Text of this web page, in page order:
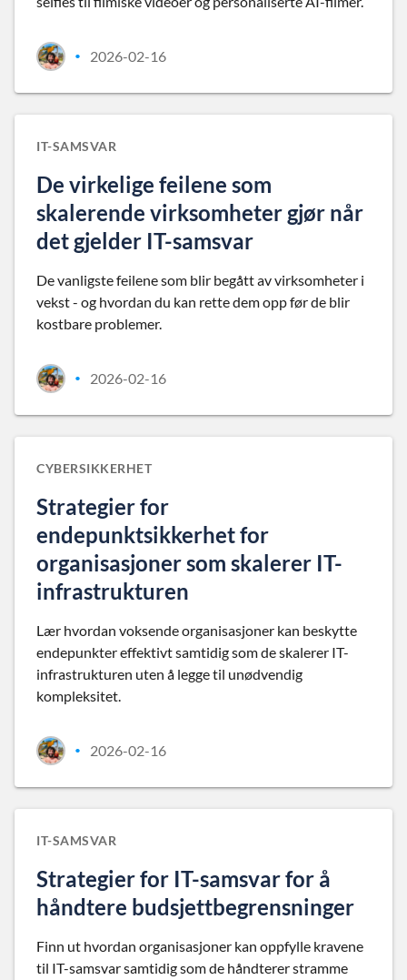
• 2026-02-16
IT-SAMSVAR
De virkelige feilene som
skalerende virksomheter gjør når
det gjelder IT-samsvar
De vanligste feilene som blir begått av virksomheter i
vekst - og hvordan du kan rette dem opp før de blir
kostbare problemer.
• 2026-02-16
CYBERSIKKERHET
Strategier for
endepunktsikkerhet for
organisasjoner som skalerer IT-
infrastrukturen
Lær hvordan voksende organisasjoner kan beskytte
endepunkter effektivt samtidig som de skalerer IT-
infrastrukturen uten å legge til unødvendig
kompleksitet.
• 2026-02-16
IT-SAMSVAR
Strategier for IT-samsvar for å
håndtere budsjettbegrensninger
Finn ut hvordan organisasjoner kan oppfylle kravene
til IT-samsvar samtidig som de håndterer stramme